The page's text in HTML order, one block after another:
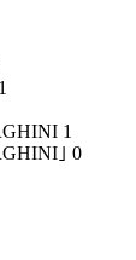
1
1
｣ 0